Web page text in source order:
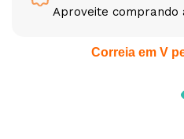
3L
Aproveite comprando
Correia em V